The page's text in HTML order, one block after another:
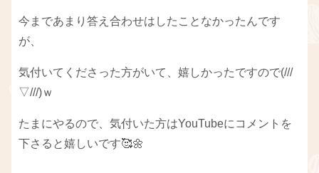
今まであまり答え合わせはしたことなかったんです
が、
気付いてくださった方がいて、嬉しかったですので(///
▽///)ｗ
たまにやるので、気付いた方はYouTubeにコメントを
下さると嬉しいです🥰🌼